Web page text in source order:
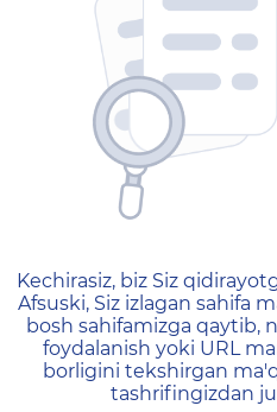
404 —
Kechirasiz, biz Siz
Afsuski, Siz izlagan sahifa
bosh sahifamizga qaytib,
foydalanish yoki URL
borligini tekshirgan
tashrifingizdan